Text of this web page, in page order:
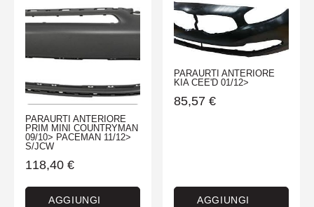
PARAURTI ANTERIORE
PRIM MINI COUNTRYMAN
09/10> PACEMAN 11/12>
S/JCW
118,40 €
AGGIUNGI
PARAURTI ANTERIORE
KIA CEE'D 01/12>
85,57 €
AGGIUNGI